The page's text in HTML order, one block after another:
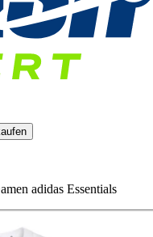
adidas Essentials